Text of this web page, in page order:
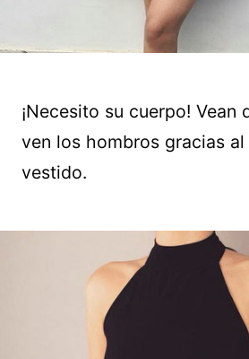
¡Necesito su cuerpo! Vean
ven los hombros gracias
vestido.